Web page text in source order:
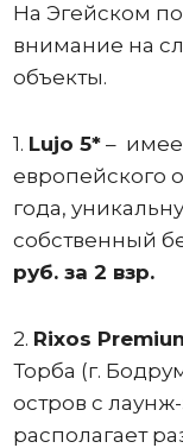
На Эгейском
внимание на
объекты.
1. Lujo 5*–
европейского
года,
собственный
руб. за 2 взр.
2. Rixos
Торба (г.
остров с
располагает